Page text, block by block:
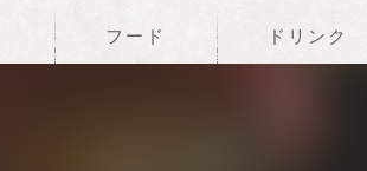
フード ドリンク